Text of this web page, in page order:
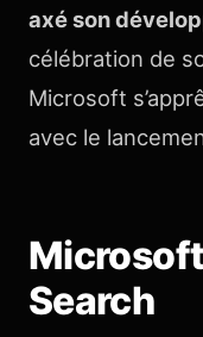
axé son
célébration de
Microsoft
avec le
Search